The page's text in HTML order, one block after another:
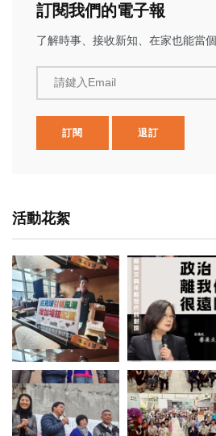
訂閱我們的電子報
了解時事、接收新知、在家也能當個
請鍵入Email
訂閱 退訂
活動花絮